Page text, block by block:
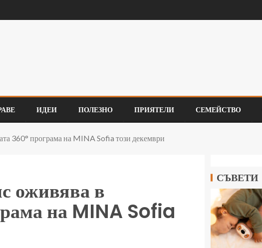
ИДЕИ ПОЛЕЗНО ПРИЯТЕЛИ СЕМЕЙСТВО
360° програма на MINA Sofia този декември
оживява в
на MINA Sofia
СЪВЕТИ